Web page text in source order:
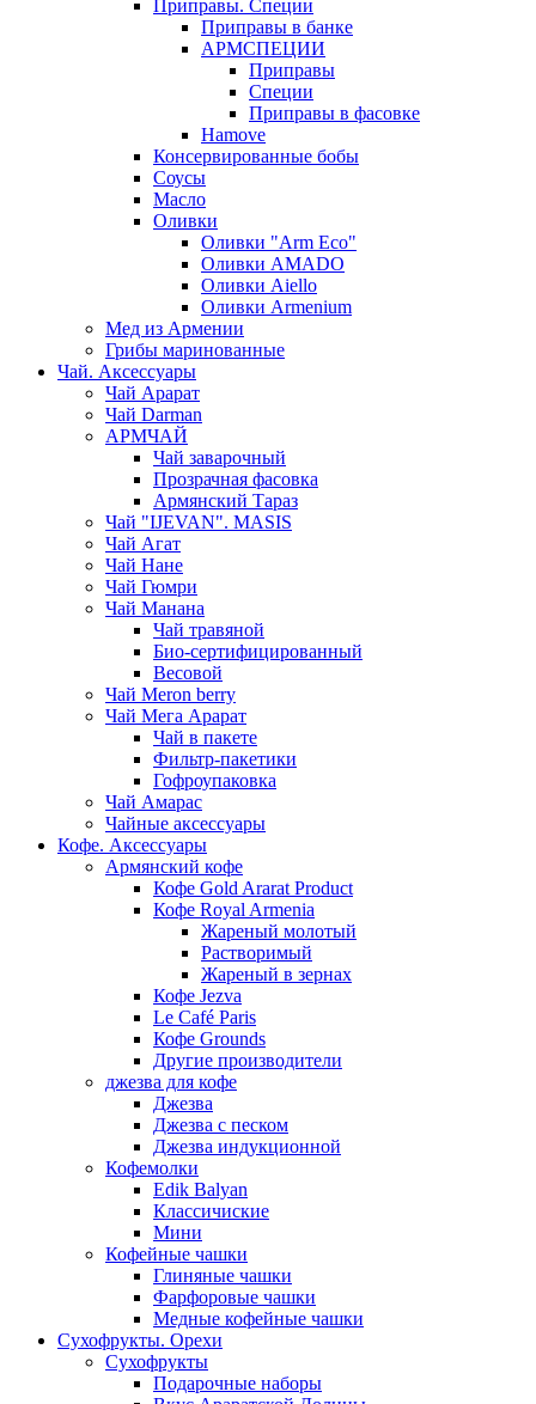
Приправы. Специи
Приправы в банке
АРМСПЕЦИИ
Приправы
Специи
Приправы в фасовке
Hamove
Консервированные бобы
Соусы
Масло
Оливки
Оливки "Arm Eco"
Оливки AMADO
Оливки Aiello
Оливки Armenium
Мед из Армении
Грибы маринованные
Чай. Аксессуары
Чай Арарат
Чай Darman
АРМЧАЙ
Чай заварочный
Прозрачная фасовка
Армянский Тараз
Чай "IJEVAN". MASIS
Чай Агат
Чай Нане
Чай Гюмри
Чай Манана
Чай травяной
Био-сертифицированный
Весовой
Чай Meron berry
Чай Мега Арарат
Чай в пакете
Фильтр-пакетики
Гофроупаковка
Чай Амарас
Чайные аксессуары
Кофе. Аксессуары
Армянский кофе
Кофе Gold Ararat Product
Кофе Royal Armenia
Жареный молотый
Растворимый
Жареный в зернах
Кофе Jezva
Le Café Paris
Кофе Grounds
Другие производители
джезва для кофе
Джезва
Джезва с песком
Джезва индукционной
Кофемолки
Edik Balyan
Классичиские
Мини
Кофейные чашки
Глиняные чашки
Фарфоровые чашки
Медные кофейные чашки
Сухофрукты. Орехи
Сухофрукты
Подарочные наборы